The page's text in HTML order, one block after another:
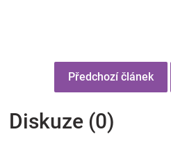
Předchozí článek
Diskuze (0)